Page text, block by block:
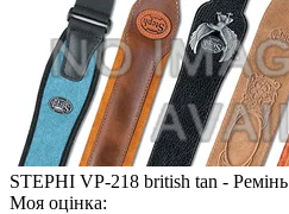
STEPHI VP-218 british tan - Ремінь
Моя оцінка: